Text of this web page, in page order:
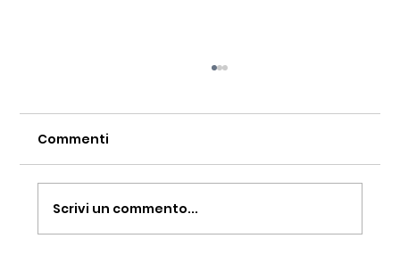
Commenti
Scrivi un commento...